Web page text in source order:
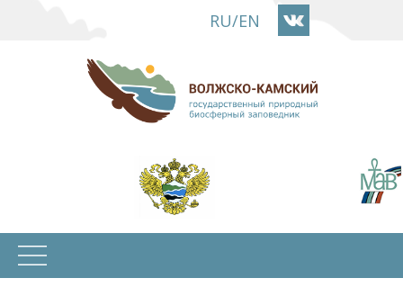
основному
содержанию
RU/EN